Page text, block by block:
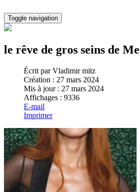
Toggle navigation
le rêve de gros seins de
Écrit parVladimir mitz
Création : 27 mars 2024
Mis à jour : 27 mars 2024
Affichages : 9336
E-mail
Imprimer